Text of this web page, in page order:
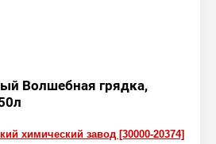
Волшебная грядка,
химический завод [30000-20374]